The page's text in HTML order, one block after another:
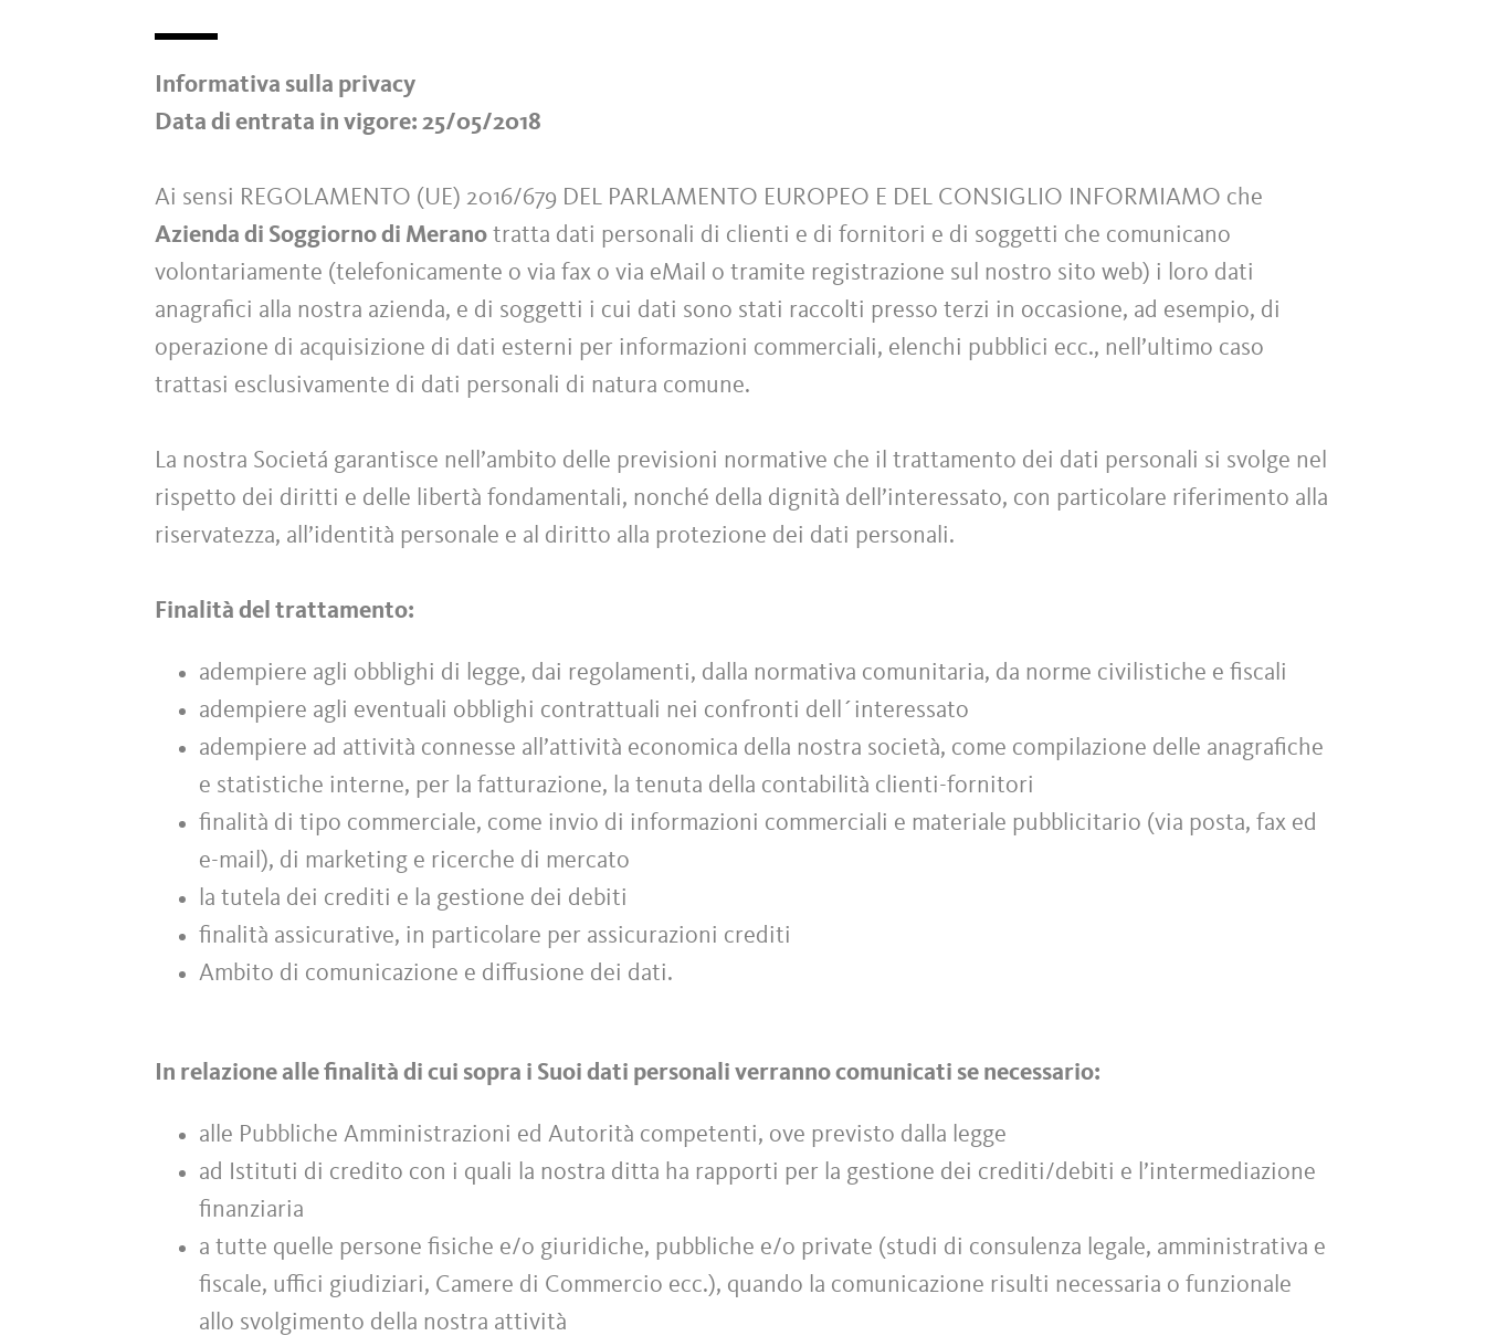
Informativa sulla privacy
Data di entrata in vigore: 25/05/2018
Ai sensi REGOLAMENTO (UE) 2016/679 DEL PARLAMENTO EUROPEO E DEL CONSIGLIO INFORMIAMO che
Azienda di Soggiorno di Merano tratta dati personali di clienti e di fornitori e di soggetti che comunicano
volontariamente (telefonicamente o via fax o via eMail o tramite registrazione sul nostro sito web) i loro dati
anagrafici alla nostra azienda, e di soggetti i cui dati sono stati raccolti presso terzi in occasione, ad esempio, di
operazione di acquisizione di dati esterni per informazioni commerciali, elenchi pubblici ecc., nell’ultimo caso
trattasi esclusivamente di dati personali di natura comune.
La nostra Societá garantisce nell’ambito delle previsioni normative che il trattamento dei dati personali si svolge nel
rispetto dei diritti e delle libertà fondamentali, nonché della dignità dell’interessato, con particolare riferimento alla
riservatezza, all’identità personale e al diritto alla protezione dei dati personali.
Finalità del trattamento:
adempiere agli obblighi di legge, dai regolamenti, dalla normativa comunitaria, da norme civilistiche e fiscali
adempiere agli eventuali obblighi contrattuali nei confronti dell´interessato
adempiere ad attività connesse all’attività economica della nostra società, come compilazione delle anagrafiche
e statistiche interne, per la fatturazione, la tenuta della contabilità clienti-fornitori
finalità di tipo commerciale, come invio di informazioni commerciali e materiale pubblicitario (via posta, fax ed
e-mail), di marketing e ricerche di mercato
la tutela dei crediti e la gestione dei debiti
finalità assicurative, in particolare per assicurazioni crediti
Ambito di comunicazione e diffusione dei dati.
In relazione alle finalità di cui sopra i Suoi dati personali verranno comunicati se necessario:
alle Pubbliche Amministrazioni ed Autorità competenti, ove previsto dalla legge
ad Istituti di credito con i quali la nostra ditta ha rapporti per la gestione dei crediti/debiti e l’intermediazione
finanziaria
a tutte quelle persone fisiche e/o giuridiche, pubbliche e/o private (studi di consulenza legale, amministrativa e
fiscale, uffici giudiziari, Camere di Commercio ecc.), quando la comunicazione risulti necessaria o funzionale
allo svolgimento della nostra attività